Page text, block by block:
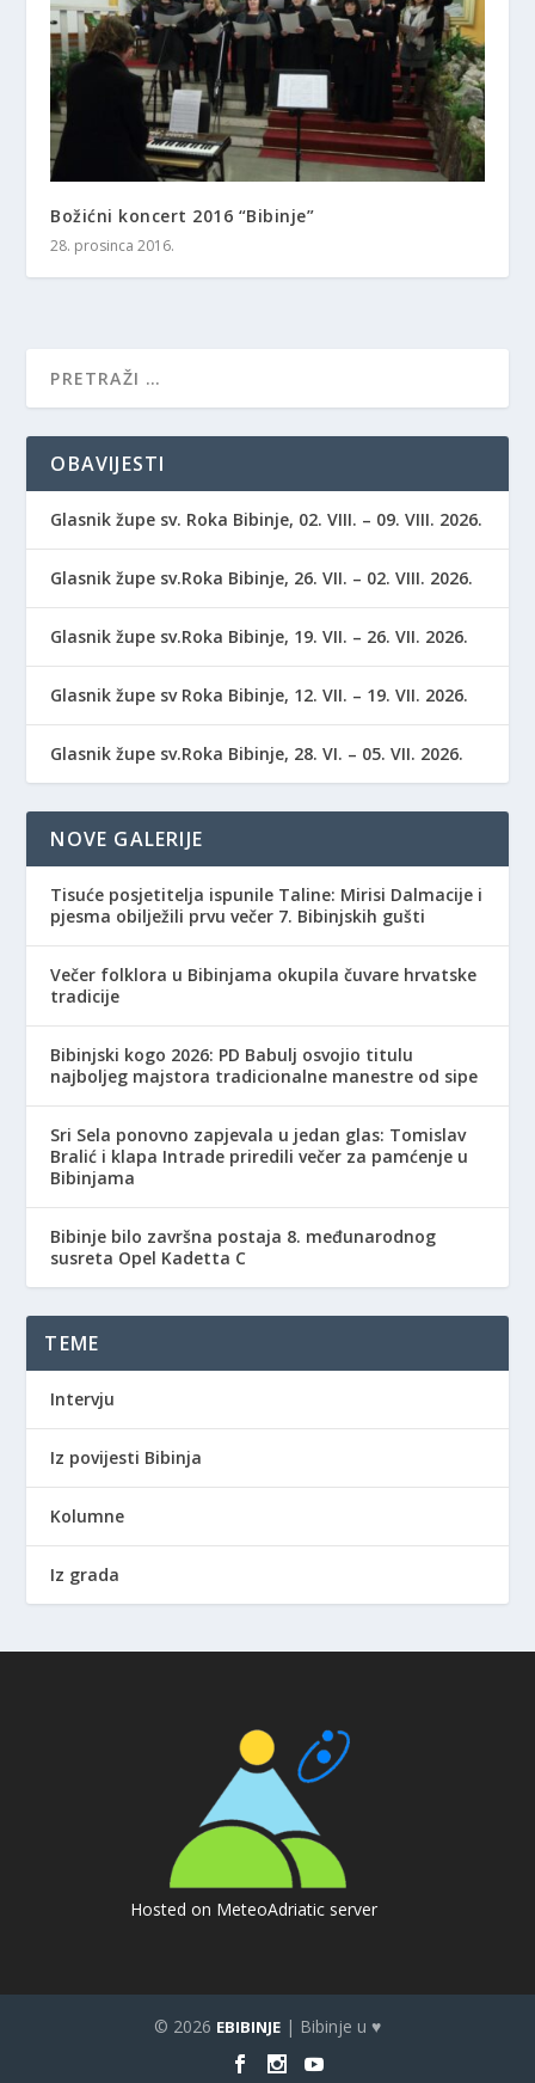
Božićni koncert 2016 “Bibinje”
28. prosinca 2016.
OBAVIJESTI
Glasnik župe sv. Roka Bibinje, 02. VIII. – 09. VIII. 2026.
Glasnik župe sv.Roka Bibinje, 26. VII. – 02. VIII. 2026.
Glasnik župe sv.Roka Bibinje, 19. VII. – 26. VII. 2026.
Glasnik župe sv Roka Bibinje, 12. VII. – 19. VII. 2026.
Glasnik župe sv.Roka Bibinje, 28. VI. – 05. VII. 2026.
NOVE GALERIJE
Tisuće posjetitelja ispunile Taline: Mirisi Dalmacije i
pjesma obilježili prvu večer 7. Bibinjskih gušti
Večer folklora u Bibinjama okupila čuvare hrvatske
tradicije
Bibinjski kogo 2026: PD Babulj osvojio titulu
najboljeg majstora tradicionalne manestre od sipe
Sri Sela ponovno zapjevala u jedan glas: Tomislav
Bralić i klapa Intrade priredili večer za pamćenje u
Bibinjama
Bibinje bilo završna postaja 8. međunarodnog
susreta Opel Kadetta C
TEME
Intervju
Iz povijesti Bibinja
Kolumne
Iz grada
Hosted on MeteoAdriatic server
© 2026 EBIBINJE | Bibinje u ♥